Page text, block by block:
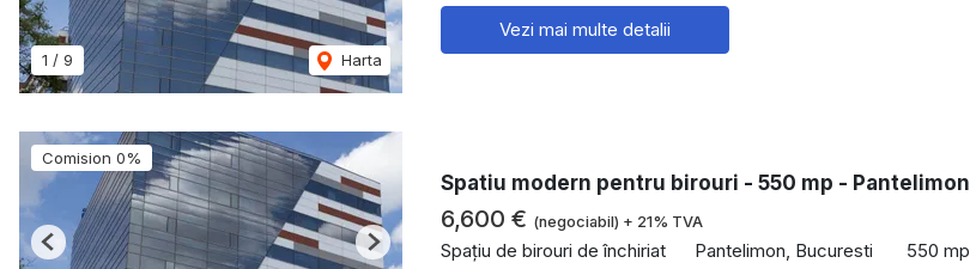
1 / 9 Harta
Vezi mai multe detalii
Comision 0%
Previous Next
Spatiu modern pentru birouri - 550 mp - Pantelimon
6,600 € (negociabil) + 21% TVA
Spațiu de birouri de închiriat Pantelimon, Bucuresti 550 mp